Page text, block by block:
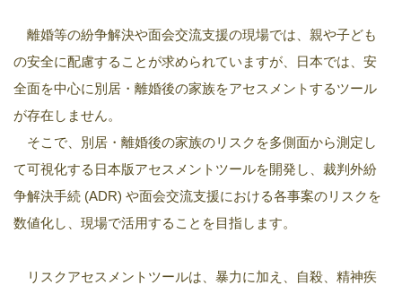
離婚等の紛争解決や面会交流支援の現場では、親や子ども
の安全に配慮することが求められていますが、日本では、安
全面を中心に別居・離婚後の家族をアセスメントするツール
が存在しません。
そこで、別居・離婚後の家族のリスクを多側面から測定し
て可視化する日本版アセスメントツールを開発し、裁判外紛
争解決手続 (ADR) や面会交流支援における各事案のリスクを
数値化し、現場で活用することを目指します。
リスクアセスメントツールは、暴力に加え、自殺、精神疾